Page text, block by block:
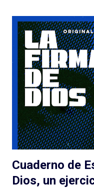
tener o no éxito con las
el éxito para un podcast
esfuerzos de Spotify: el
aplicación, la muy
suficientes o no para
de una serie que... tarda
los episodios entre el
e...
Cuaderno de
Dios, un